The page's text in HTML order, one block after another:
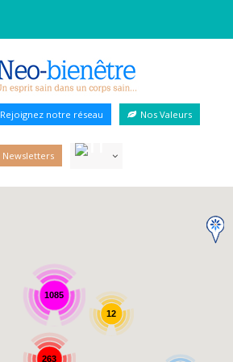
Rejoignez notre réseau Nos Valeurs
Newsletters
1085
263
12